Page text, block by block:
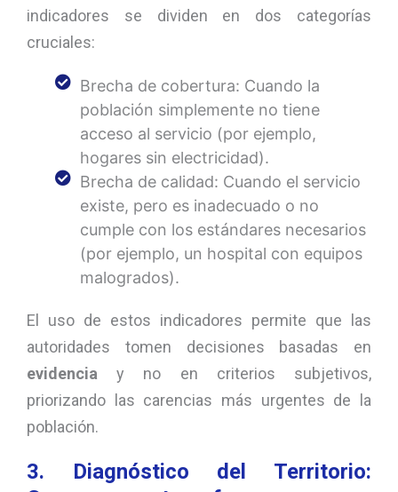
indicadores se dividen en dos categorías
cruciales:
Brecha de cobertura: Cuando la
población simplemente no tiene
acceso al servicio (por ejemplo,
hogares sin electricidad).
Brecha de calidad: Cuando el servicio
existe, pero es inadecuado o no
cumple con los estándares necesarios
(por ejemplo, un hospital con equipos
malogrados).
El uso de estos indicadores permite que las
autoridades tomen decisiones basadas en
evidencia y no en criterios subjetivos,
priorizando las carencias más urgentes de la
población.
3. Diagnóstico del Territorio: